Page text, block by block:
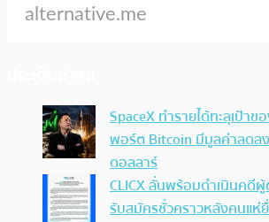
SpaceX ทำรายได้ทะลุเป้า
พอร์ต Bitcoin มีมูลค่าลดล
ดอลลาร์
CLICX ลั่นพร้อมดำเนินคดี
รับสมัครชั่วคราวหลังคนแห่